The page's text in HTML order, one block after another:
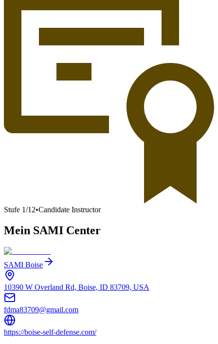
Stufe 1/12•Candidate Instructor
Mein SAMI Center
SAMI Boise
10390 W Overland Rd, Boise, ID 83709, USA
fdma83709@gmail.com
https://boise-self-defense.com/